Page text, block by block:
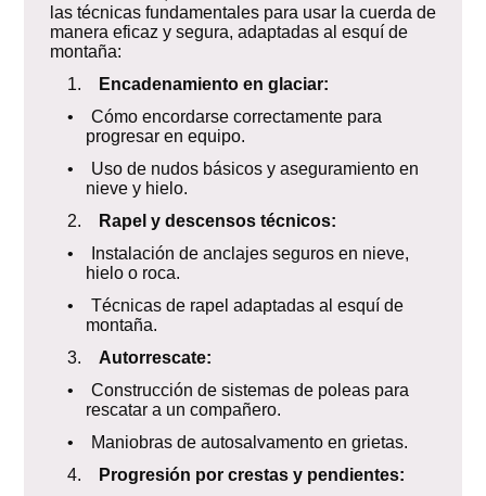
las técnicas fundamentales para usar la cuerda de
manera eficaz y segura, adaptadas al esquí de
montaña:
1.
Encadenamiento en glaciar:
• Cómo encordarse correctamente para
progresar en equipo.
• Uso de nudos básicos y aseguramiento en
nieve y hielo.
2.
Rapel y descensos técnicos:
• Instalación de anclajes seguros en nieve,
hielo o roca.
• Técnicas de rapel adaptadas al esquí de
montaña.
3. Autorrescate:
• Construcción de sistemas de poleas para
rescatar a un compañero.
• Maniobras de autosalvamento en grietas.
4.
Progresión por crestas y pendientes: